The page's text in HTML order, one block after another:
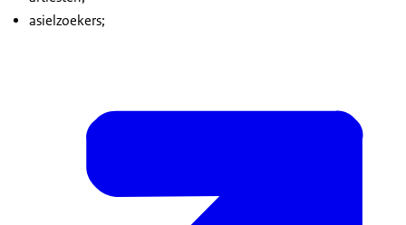
asielzoekers;